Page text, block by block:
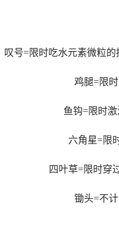
叹号=限时吃水元素微粒
鸡腿=限
鱼钩=限时
六角星=限
四叶草=限时穿
锄头=不